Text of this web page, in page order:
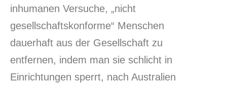
inhumanen Versuche, „nicht
gesellschaftskonforme“ Menschen
dauerhaft aus der Gesellschaft zu
entfernen, indem man sie schlicht in
Einrichtungen sperrt, nach Australien